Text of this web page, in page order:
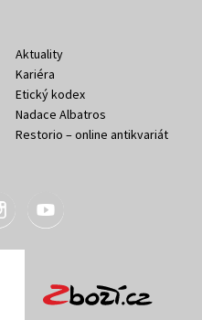
Aktuality
Kariéra
Etický kodex
Nadace Albatros
Restorio – online antikvariát